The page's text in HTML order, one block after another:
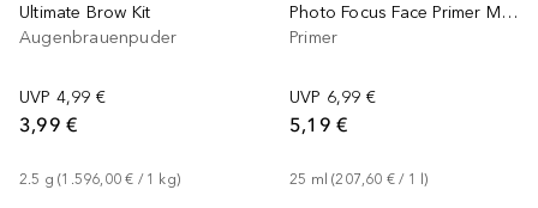
Ultimate Brow Kit
Augenbrauenpuder
UVP 4,99 €
3,99 €
2.5 g (1.596,00 € / 1 kg)
Photo Focus Face Primer Matte
Primer
UVP 6,99 €
5,19 €
25 ml (207,60 € / 1 l)